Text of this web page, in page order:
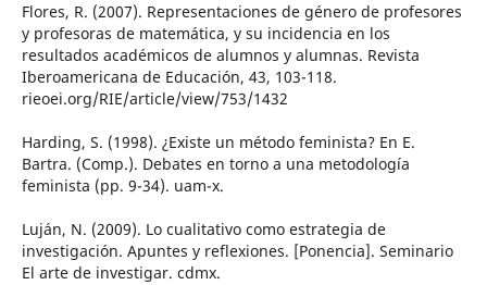
Flores, R. (2007). Representaciones de género de profesores
y profesoras de matemática, y su incidencia en los
resultados académicos de alumnos y alumnas. Revista
Iberoamericana de Educación, 43, 103-118.
rieoei.org/RIE/article/view/753/1432
Harding, S. (1998). ¿Existe un método feminista? En E.
Bartra. (Comp.). Debates en torno a una metodología
feminista (pp. 9-34). uam-x.
Luján, N. (2009). Lo cualitativo como estrategia de
investigación. Apuntes y reflexiones. [Ponencia]. Seminario
El arte de investigar. cdmx.